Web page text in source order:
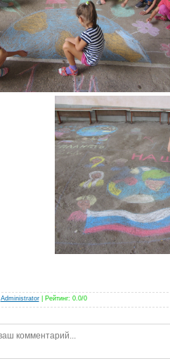
Administrator Рейтинг: 0.0/0